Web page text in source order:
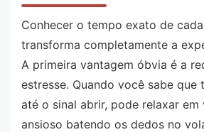
Conhecer o tempo exato de
transforma completamente a
A primeira vantagem óbvia é a
estresse. Quando você sabe que
até o sinal abrir, pode relaxar
ansioso batendo os dedos no